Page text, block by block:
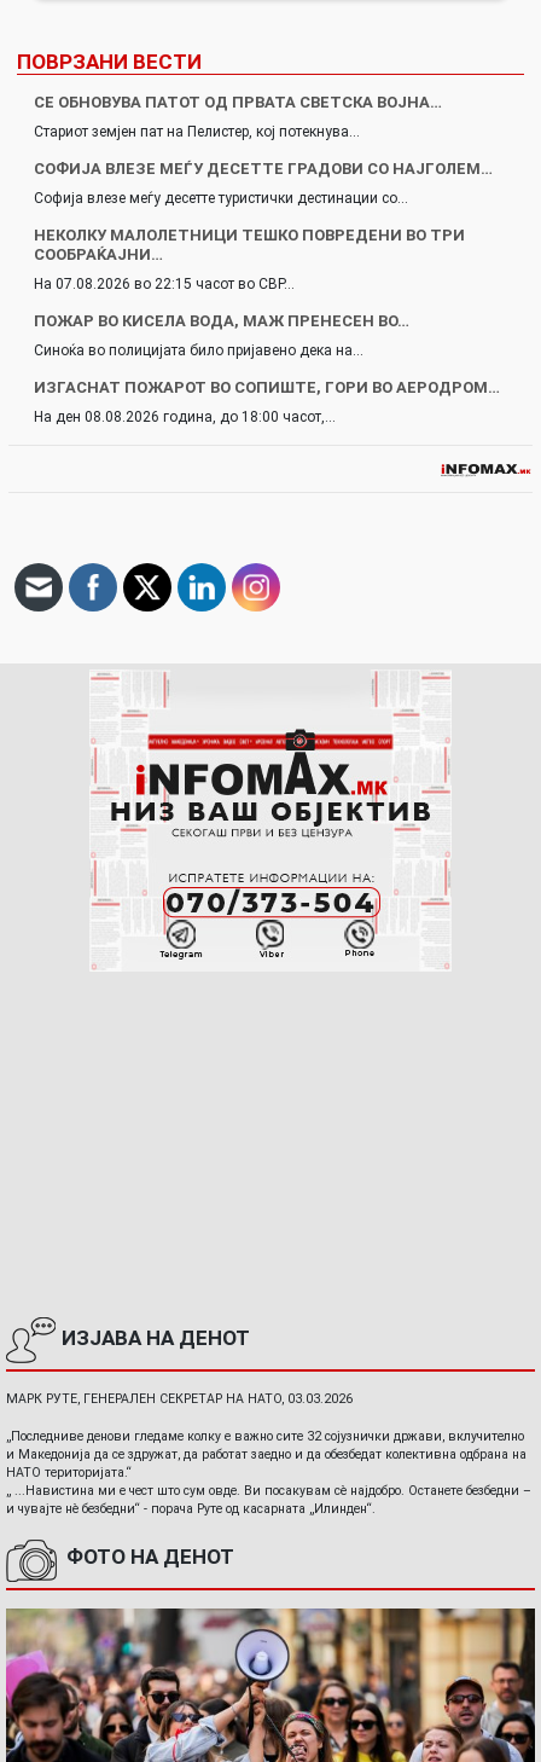
ПОВРЗАНИ ВЕСТИ
СЕ ОБНОВУВА ПАТОТ ОД ПРВАТА СВЕТСКА ВОЈНА…
Стариот земјен пат на Пелистер, кој потекнува…
СОФИЈА ВЛЕЗЕ МЕЃУ ДЕСЕТТЕ ГРАДОВИ СО НАЈГОЛЕМ…
Софија влезе меѓу десетте туристички дестинации со…
НЕКОЛКУ МАЛОЛЕТНИЦИ ТЕШКО ПОВРЕДЕНИ ВО ТРИ
СООБРАЌАЈНИ…
На 07.08.2026 во 22:15 часот во СВР…
ПОЖАР ВО КИСЕЛА ВОДА, МАЖ ПРЕНЕСЕН ВО…
Синоќа во полицијата било пријавено дека на…
ИЗГАСНАТ ПОЖАРОТ ВО СОПИШТЕ, ГОРИ ВО АЕРОДРОМ…
На ден 08.08.2026 година, до 18:00 часот,…
ИЗЈАВА НА ДЕНОТ
МАРК РУТЕ, ГЕНЕРАЛЕН СЕКРЕТАР НА НАТО, 03.03.2026
„Последниве денови гледаме колку е важно сите 32 сојузнички држави, вклучително
и Македонија да се здружат, да работат заедно и да обезбедат колективна одбрана на
НАТО територијата.“
„ ...Навистина ми е чест што сум овде. Ви посакувам сè најдобро. Останете безбедни –
и чувајте нè безбедни“ - порача Руте од касарната „Илинден“.
ФОТО НА ДЕНОТ